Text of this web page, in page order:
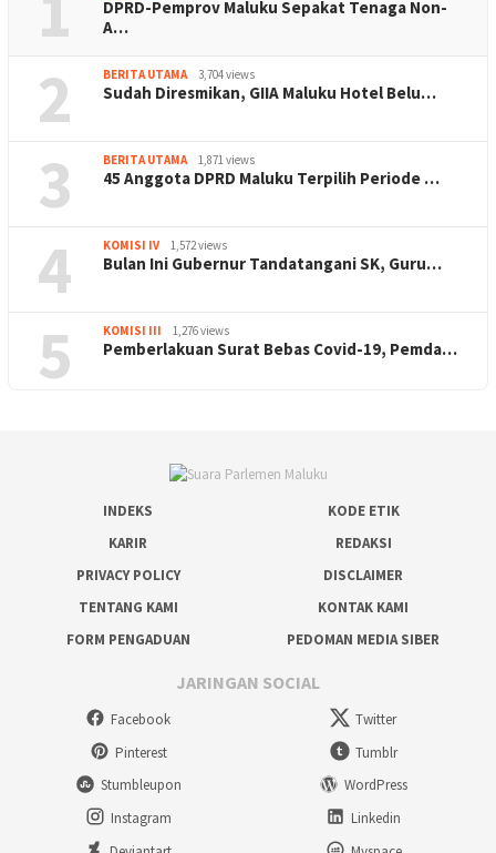
DPRD-Pemprov Maluku Sepakat Tenaga Non-
A…
2 BERITA UTAMA 3,704 views
Sudah Diresmikan, GIIA Maluku Hotel Belu…
3 BERITA UTAMA 1,871 views
45 Anggota DPRD Maluku Terpilih Periode …
4 KOMISI IV 1,572 views
Bulan Ini Gubernur Tandatangani SK, Guru…
5 KOMISI III 1,276 views
Pemberlakuan Surat Bebas Covid-19, Pemda…
INDEKS
KODE ETIK
KARIR
REDAKSI
PRIVACY POLICY
DISCLAIMER
TENTANG KAMI
KONTAK KAMI
FORM PENGADUAN
PEDOMAN MEDIA SIBER
JARINGAN SOCIAL
Facebook
Twitter
Pinterest
Tumblr
Stumbleupon
WordPress
Instagram
Linkedin